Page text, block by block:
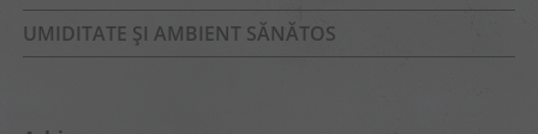
UMIDITATE ȘI AMBIENT SĂNĂTOS